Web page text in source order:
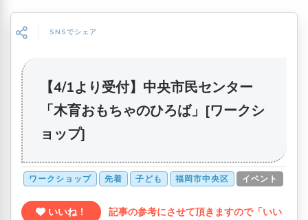
SNSでシェア
【4/1より受付】中央市民センター
「木育おもちゃのひろば」[ワークシ
ョップ]
ワークショップ 先着 子ども 福岡市中央区 イベント
いいね！ 記事の参考にさせて頂きますので「いい